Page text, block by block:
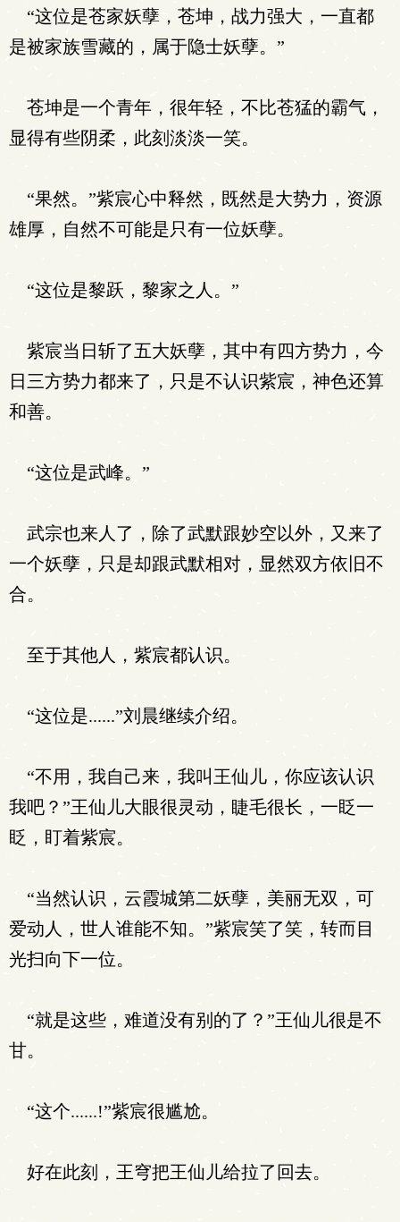
“这位是苍家妖孽，苍坤，战力强大，一直都
是被家族雪藏的，属于隐士妖孽。”
苍坤是一个青年，很年轻，不比苍猛的霸气，
显得有些阴柔，此刻淡淡一笑。
“果然。”紫宸心中释然，既然是大势力，资源
雄厚，自然不可能是只有一位妖孽。
“这位是黎跃，黎家之人。”
紫宸当日斩了五大妖孽，其中有四方势力，今
日三方势力都来了，只是不认识紫宸，神色还算
和善。
“这位是武峰。”
武宗也来人了，除了武默跟妙空以外，又来了
一个妖孽，只是却跟武默相对，显然双方依旧不
合。
至于其他人，紫宸都认识。
“这位是......”刘晨继续介绍。
“不用，我自己来，我叫王仙儿，你应该认识
我吧？”王仙儿大眼很灵动，睫毛很长，一眨一
眨，盯着紫宸。
“当然认识，云霞城第二妖孽，美丽无双，可
爱动人，世人谁能不知。”紫宸笑了笑，转而目
光扫向下一位。
“就是这些，难道没有别的了？”王仙儿很是不
甘。
“这个......!”紫宸很尴尬。
好在此刻，王穹把王仙儿给拉了回去。